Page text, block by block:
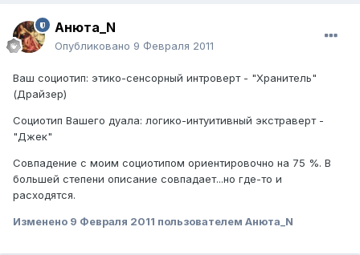
Анюта_N
Опубликовано 9 Февраля 2011
Ваш социотип: этико-сенсорный интроверт - "Хранитель"
(Драйзер)
Социотип Вашего дуала: логико-интуитивный экстраверт -
"Джек"
Совпадение с моим социотипом ориентировочно на 75 %. В
большей степени описание совпадает...но где-то и
расходятся.
Изменено 9 Февраля 2011 пользователем Анюта_N